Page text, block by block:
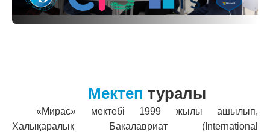
Мектеп туралы
«Мирас» мектебі 1999 жылы ашылып,
Халықаралық Бакалавриат (International